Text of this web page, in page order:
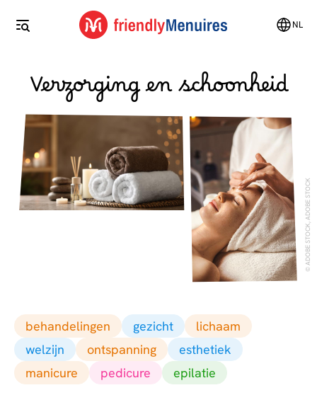
NL
Verzorging en schoonheid
ADOBE STOCK, ADOBE STOCK
behandelingen gezicht
lichaam
welzijn
ontspanning
esthetiek
manicure
pedicure epilatie